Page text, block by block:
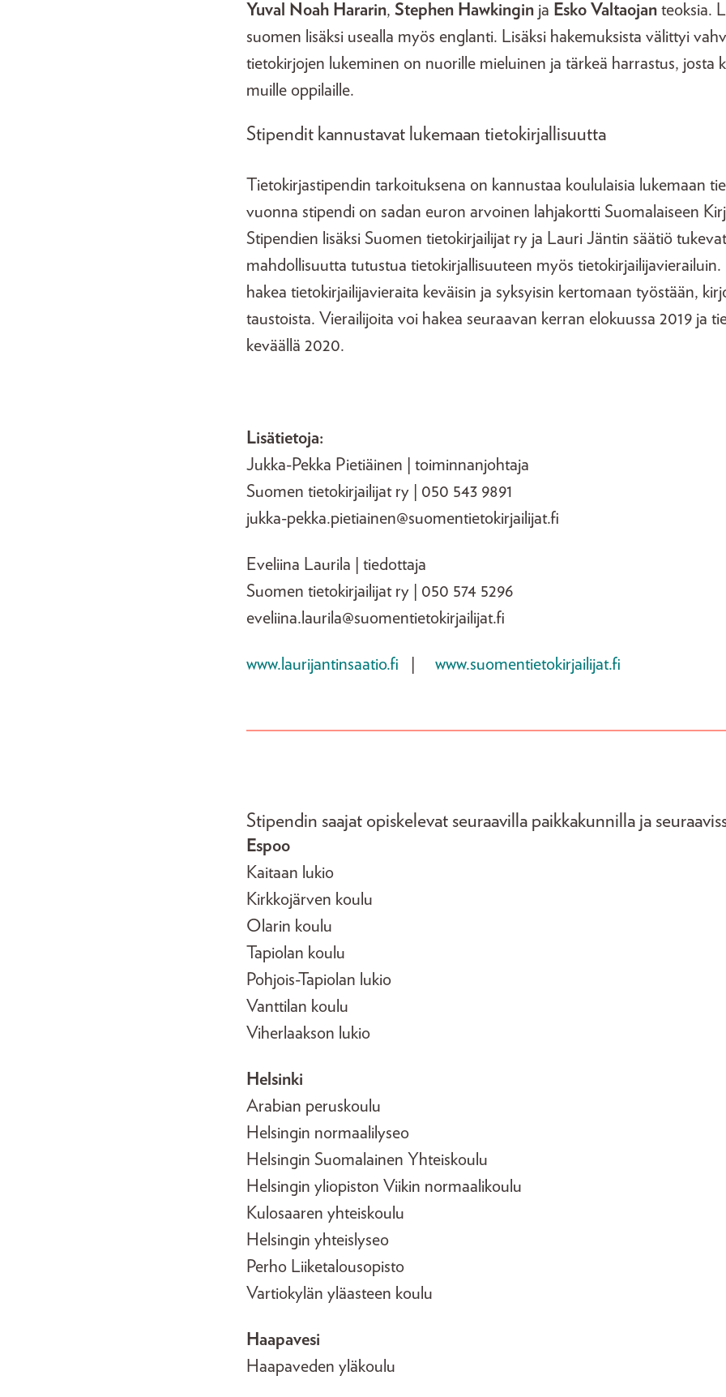
Yuval Noah Hararin, Stephen Hawkingin ja Esko Valtaojan teoksia.
suomen lisäksi usealla myös englanti. Lisäksi hakemuksista välittyi
tietokirjojen lukeminen on nuorille mieluinen ja tärkeä harrastus, josta
muille oppilaille.
Stipendit kannustavat lukemaan tietokirjallisuutta
Tietokirjastipendin tarkoituksena on kannustaa koululaisia lukemaan
vuonna stipendi on sadan euron arvoinen lahjakortti Suomalaiseen
Stipendien lisäksi Suomen tietokirjailijat ry ja Lauri Jäntin säätiö
mahdollisuutta tutustua tietokirjallisuuteen myös
hakea tietokirjailijavieraita keväisin ja syksyisin kertomaan työstään,
taustoista. Vierailijoita voi hakea seuraavan kerran elokuussa 2019 ja
keväällä 2020.
Lisätietoja:
Jukka-Pekka Pietiäinen | toiminnanjohtaja
Suomen tietokirjailijat ry | 050 543 9891
jukka-pekka.pietiainen@suomentietokirjailijat.fi
Eveliina Laurila | tiedottaja
Suomen tietokirjailijat ry | 050 574 5296
eveliina.laurila@suomentietokirjailijat.fi
www.laurijantinsaatio.fi www.suomentietokirjailijat.fi
Stipendin saajat opiskelevat seuraavilla paikkakunnilla ja
Espoo
Kaitaan lukio
Kirkkojärven koulu
Olarin koulu
Tapiolan koulu
Pohjois-Tapiolan lukio
Vanttilan koulu
Viherlaakson lukio
Helsinki
Arabian peruskoulu
Helsingin normaalilyseo
Helsingin Suomalainen Yhteiskoulu
Helsingin yliopiston Viikin normaalikoulu
Kulosaaren yhteiskoulu
Helsingin yhteislyseo
Perho Liiketalousopisto
Vartiokylän yläasteen koulu
Haapavesi
Haapaveden yläkoulu